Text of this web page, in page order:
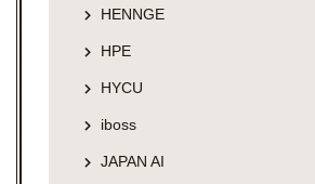
HENNGE
HPE
HYCU
iboss
JAPAN AI